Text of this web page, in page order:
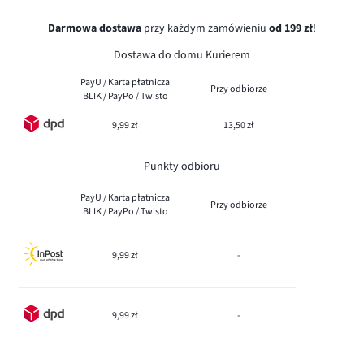
Darmowa dostawa przy każdym zamówieniu od 199 zł!
Dostawa do domu Kurierem
PayU / Karta płatnicza
BLIK / PayPo / Twisto
Przy odbiorze
9,99 zł 13,50 zł
Punkty odbioru
PayU / Karta płatnicza
BLIK / PayPo / Twisto
Przy odbiorze
9,99 zł -
9,99 zł -